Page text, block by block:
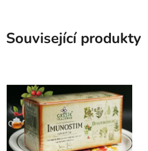
Související produkty